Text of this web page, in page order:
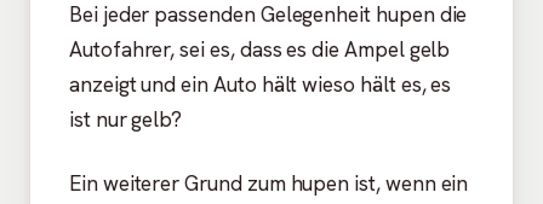
Bei jeder passenden Gelegenheit hupen die
Autofahrer, sei es, dass es die Ampel gelb
anzeigt und ein Auto hält wieso hält es, es
ist nur gelb?
Ein weiterer Grund zum hupen ist, wenn ein